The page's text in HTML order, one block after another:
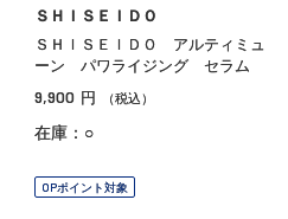
ＳＨＩＳＥＩＤＯ
ＳＨＩＳＥＩＤＯ アルティミュ
ーン パワライジング セラム
9,900 円 （税込）
在庫：○
OPポイント対象